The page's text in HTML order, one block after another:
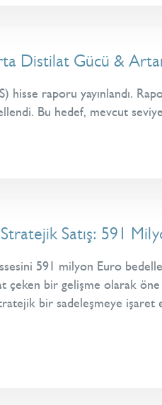
Distilat Gücü &
raporu yayınlandı.
Bu hedef, mevcut
Satış: 591
591 milyon Euro
çeken bir gelişme olarak
bir sadeleşmeye